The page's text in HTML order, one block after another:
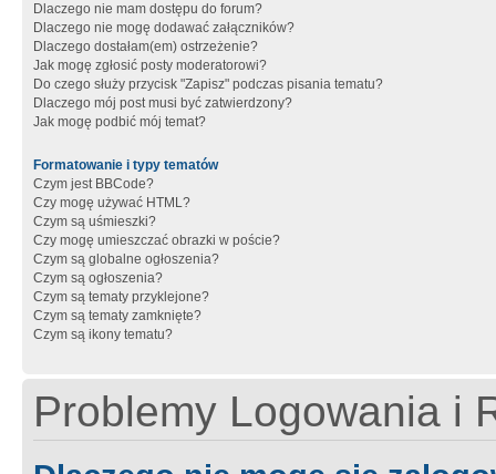
Dlaczego nie mam dostępu do forum?
Dlaczego nie mogę dodawać załączników?
Dlaczego dostałam(em) ostrzeżenie?
Jak mogę zgłosić posty moderatorowi?
Do czego służy przycisk "Zapisz" podczas pisania tematu?
Dlaczego mój post musi być zatwierdzony?
Jak mogę podbić mój temat?
Formatowanie i typy tematów
Czym jest BBCode?
Czy mogę używać HTML?
Czym są uśmieszki?
Czy mogę umieszczać obrazki w poście?
Czym są globalne ogłoszenia?
Czym są ogłoszenia?
Czym są tematy przyklejone?
Czym są tematy zamknięte?
Czym są ikony tematu?
Problemy Logowania i